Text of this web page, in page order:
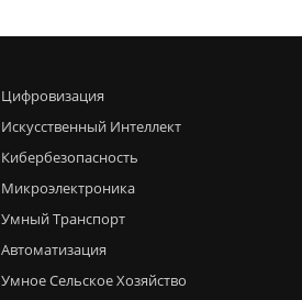
Цифровизация
Искусственный Интеллект
Кибербезопасность
Микроэлектроника
Умный Транспорт
Автоматизация
Умное Сельское Хозяйство